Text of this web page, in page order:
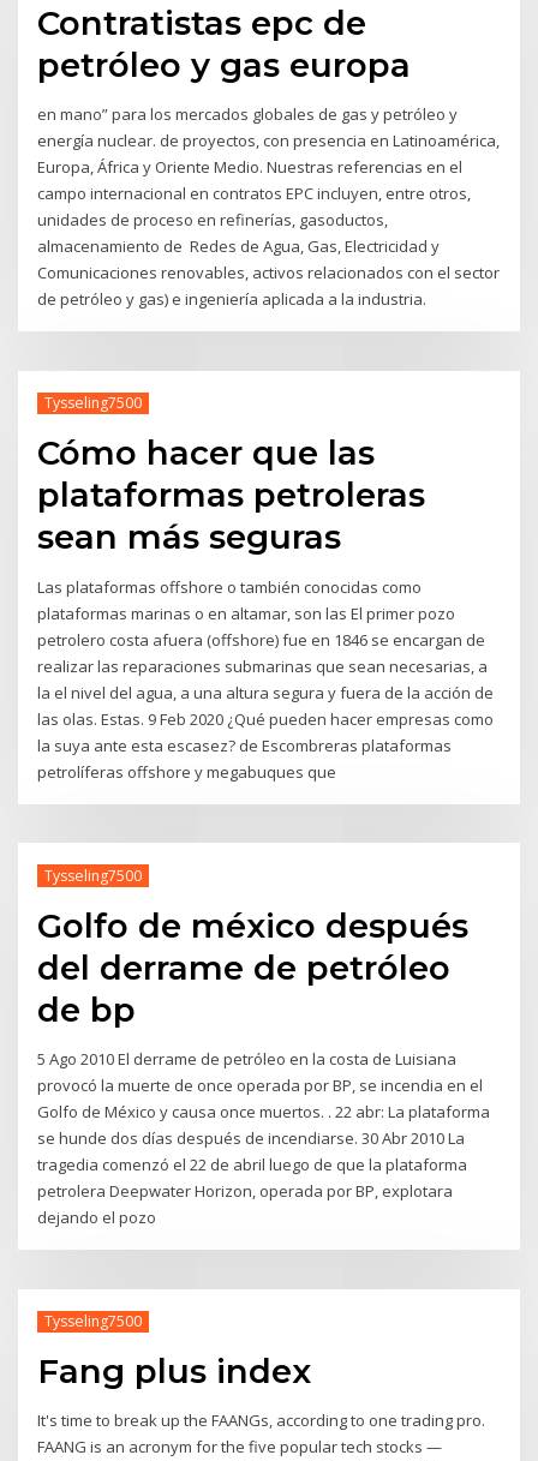
Contratistas epc de
petróleo y gas europa
en mano” para los mercados globales de gas y petróleo y
energía nuclear. de proyectos, con presencia en Latinoamérica,
Europa, África y Oriente Medio. Nuestras referencias en el
campo internacional en contratos EPC incluyen, entre otros,
unidades de proceso en refinerías, gasoductos,
almacenamiento de Redes de Agua, Gas, Electricidad y
Comunicaciones renovables, activos relacionados con el sector
de petróleo y gas) e ingeniería aplicada a la industria.
Tysseling7500
Cómo hacer que las
plataformas petroleras
sean más seguras
Las plataformas offshore o también conocidas como
plataformas marinas o en altamar, son las El primer pozo
petrolero costa afuera (offshore) fue en 1846 se encargan de
realizar las reparaciones submarinas que sean necesarias, a
la el nivel del agua, a una altura segura y fuera de la acción de
las olas. Estas. 9 Feb 2020 ¿Qué pueden hacer empresas como
la suya ante esta escasez? de Escombreras plataformas
petrolíferas offshore y megabuques que
Tysseling7500
Golfo de méxico después
del derrame de petróleo
de bp
5 Ago 2010 El derrame de petróleo en la costa de Luisiana
provocó la muerte de once operada por BP, se incendia en el
Golfo de México y causa once muertos. . 22 abr: La plataforma
se hunde dos días después de incendiarse. 30 Abr 2010 La
tragedia comenzó el 22 de abril luego de que la plataforma
petrolera Deepwater Horizon, operada por BP, explotara
dejando el pozo
Tysseling7500
Fang plus index
It's time to break up the FAANGs, according to one trading pro.
FAANG is an acronym for the five popular tech stocks —